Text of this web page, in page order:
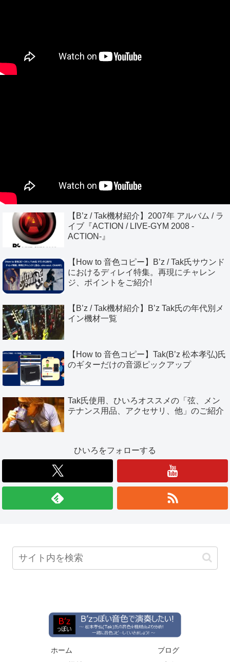
【B’z / Tak機材紹介】2007年 アルバム / ラ
イブ『ACTION / LIVE-GYM 2008 -
ACTION-』
【How to 音色コピー】B’z / Tak氏サウンド
におけるディレイ特集。再現にチャレン
ジ、ポイントをご紹介!
【B’z / Tak機材紹介】B’z Tak氏の年代別メ
イン機材一覧
【How to 音色コピー】Tak(B’z 松本孝弘)氏
のギターだけの音源ピックアップ
Tak氏使用、ひいろオススメの「弦、メン
テナンス用品、アクセサリ、他」のご紹介
ひいろをフォローする
ホーム
ブログ